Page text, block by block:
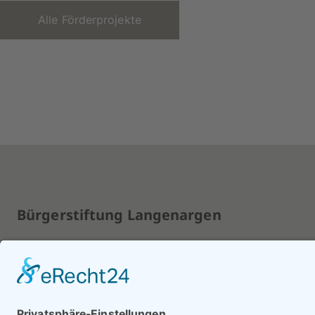
Alle Förderprojekte
Bürgerstiftung Langenargen
88085 Langenargen